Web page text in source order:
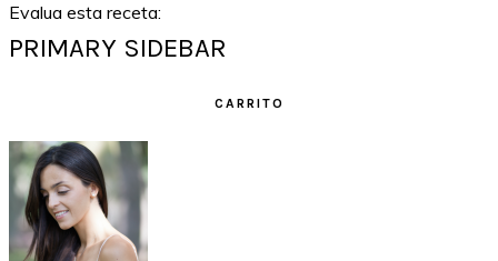
Evalua esta receta:
PRIMARY SIDEBAR
CARRITO